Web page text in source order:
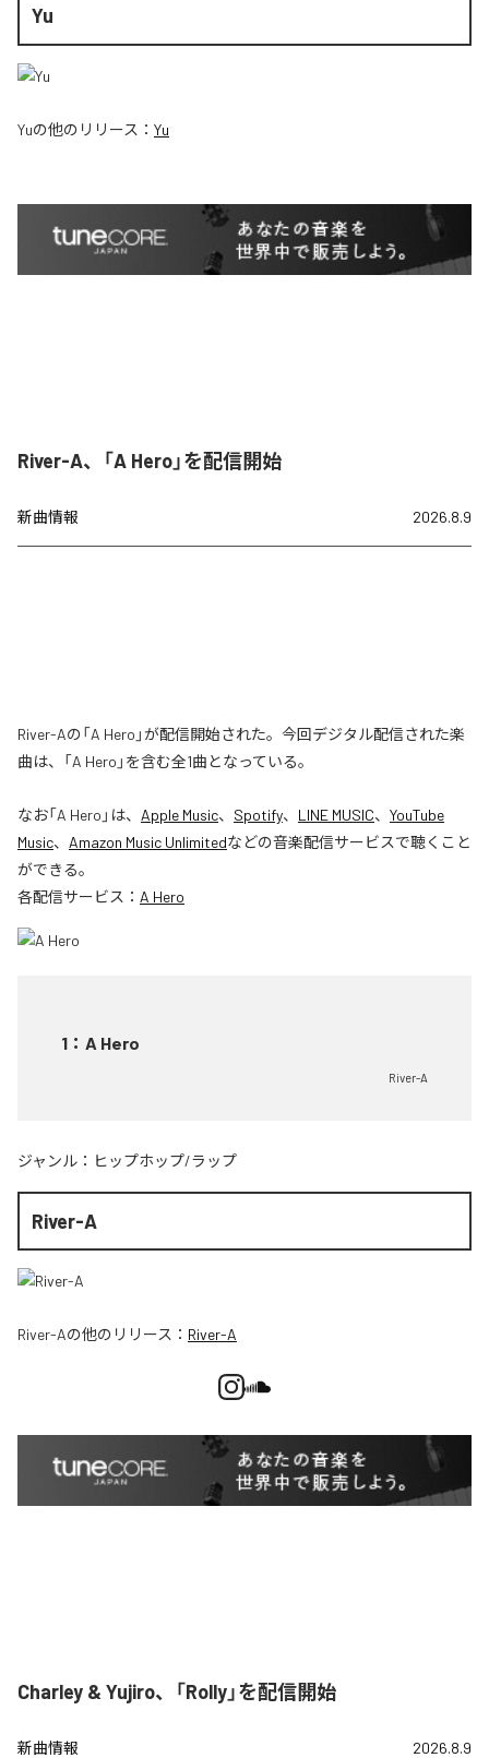
Yu
Yuの他のリリース： Yu
River-A、「A Hero」を配信開始
新曲情報 2026.8.9
River-Aの「A Hero」が配信開始された。今回デジタル配信された楽
曲は、「A Hero」を含む全1曲となっている。
なお「A Hero 」は、 Apple Music、 Spotify、 LINE MUSIC、 YouTube
Music、 Amazon Music Unlimitedなどの音楽配信サービスで聴くこと
ができる。
各配信サービス： A Hero
1 ： A Hero
River-A
ジャンル： ヒップホップ/ラップ
River-A
River-Aの他のリリース： River-A
Charley & Yujiro、「Rolly」を配信開始
新曲情報 2026.8.9